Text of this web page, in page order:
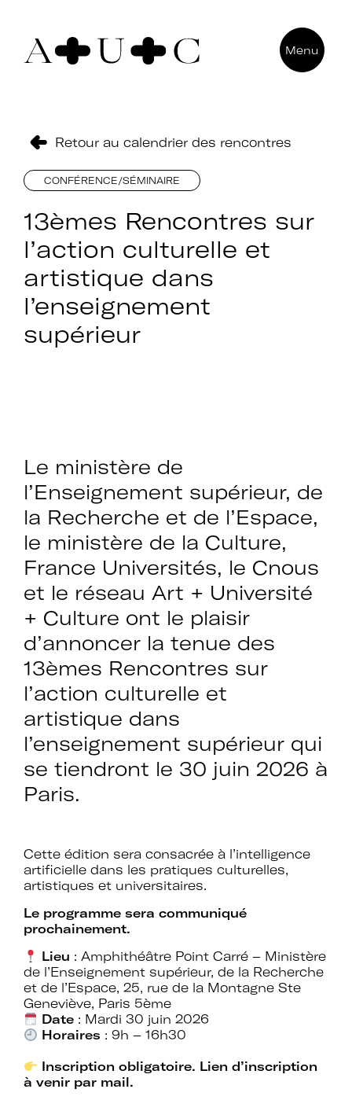
Pour nous contacter
92000 Nanterre
Rejoignez le réseau A+U+C
d'adhésion
Adhérer à Art + Université + Culture,
c’est :
Bénéficier d’informations suivies et
d’expertises sur l’action culturelle dans
le cadre spécifique de l’enseignement
supérieur.
Menu
Retour au calendrier des rencontres
CONFÉRENCE/SÉMINAIRE
13èmes Rencontres sur
l’action culturelle et
artistique dans
l’enseignement
supérieur
Le ministère de
l’Enseignement supérieur, de
la Recherche et de l’Espace,
le ministère de la Culture,
France Universités, le Cnous
et le réseau Art + Université
+ Culture ont le plaisir
d’annoncer la tenue des
13èmes Rencontres sur
l’action culturelle et
artistique dans
l’enseignement supérieur qui
se tiendront le 30 juin 2026 à
Paris.
Cette édition sera consacrée à l’intelligence
artificielle dans les pratiques culturelles,
artistiques et universitaires.
Le programme sera communiqué
prochainement.
Lieu : Amphithéâtre Point Carré – Ministère
de l’Enseignement supérieur, de la Recherche
et de l’Espace, 25, rue de la Montagne Ste
Geneviève, Paris 5ème
Date : Mardi 30 juin 2026
Horaires : 9h – 16h30
Inscription obligatoire. Lien d’inscription
à venir par mail.